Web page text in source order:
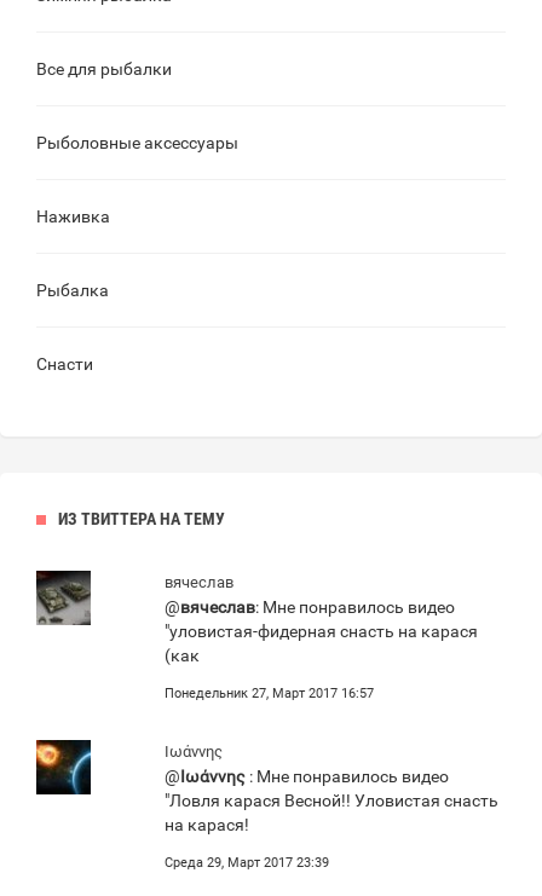
Все для рыбалки
Рыболовные аксессуары
Наживка
Рыбалка
Снасти
ИЗ ТВИТТЕРА НА ТЕМУ
вячеслав
@вячеслав: Мне понравилось видео
"уловистая-фидерная снасть на карася
(как
Понедельник 27, Март 2017 16:57
Ιωάννης
@Ιωάννης : Мне понравилось видео
"Ловля карася Весной!! Уловистая снасть
на карася!
Среда 29, Март 2017 23:39